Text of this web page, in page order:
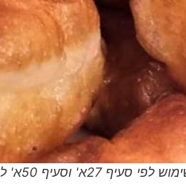
זכויות יוצרים תשס"ח 2007)